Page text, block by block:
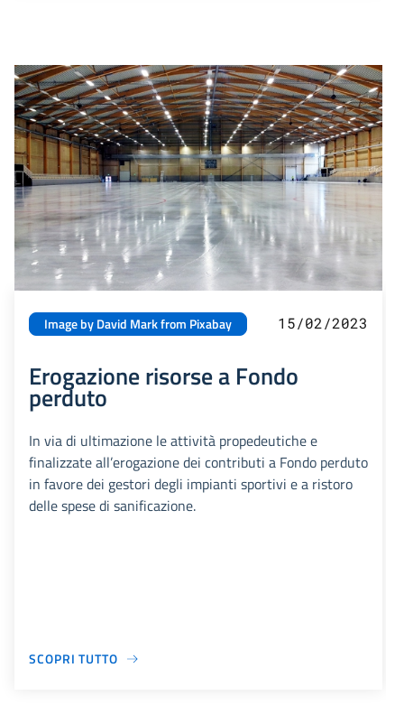
Image by David Mark from Pixabay 15/02/2023
Erogazione risorse a Fondo
perduto
In via di ultimazione le attività propedeutiche e
finalizzate all’erogazione dei contributi a Fondo perduto
in favore dei gestori degli impianti sportivi e a ristoro
delle spese di sanificazione.
SCOPRI TUTTO